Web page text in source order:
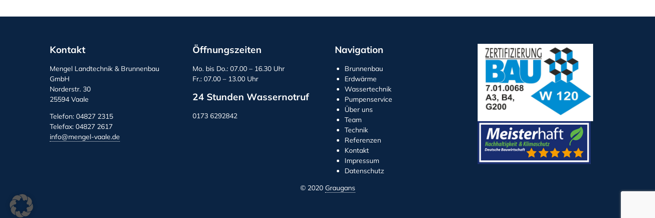
Kontakt
Mengel Landtechnik & Brunnenbau
GmbH
Norderstr. 30
25594 Vaale
Telefon: 04827 2315
Telefax: 04827 2617
info@mengel-vaale.de
Öffnungszeiten
Mo. bis Do.: 07.00 – 16.30 Uhr
Fr.: 07.00 – 13.00 Uhr
24 Stunden Wassernotruf
0173 6292842
Navigation
Brunnenbau
Erdwärme
Wassertechnik
Pumpenservice
Über uns
Team
Technik
Referenzen
Kontakt
Impressum
Datenschutz
© 2020 Graugans